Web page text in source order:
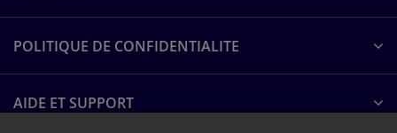
POLITIQUE DE CONFIDENTIALITE
AIDE ET SUPPORT